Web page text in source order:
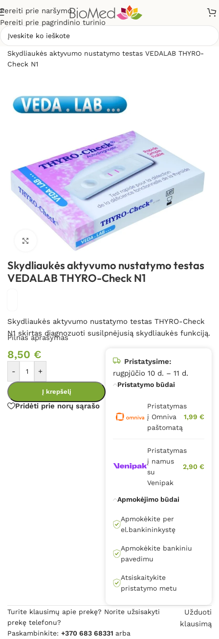
Pereiti prie naršymo
Pereiti prie pagrindinio turinio
Skydliaukės aktyvumo nustatymo testas VEDALAB THYRO-
Check N1
Spustelėkite, kad padidintumėte
Skydliaukės aktyvumo nustatymo testas
VEDALAB THYRO-Check N1
Skydliaukės aktyvumo nustatymo testas THYRO-Check
N1 skirtas diagnozuoti susilpnėjusią skydliaukės funkciją.
Pilnas aprašymas
8,50 €
- +
Į krepšelį
Pridėti prie norų sąrašo
Pristatysime:
rugpjūčio 10 d. – 11 d.
Pristatymo būdai
Pristatymas
į Omniva
paštomatą
1,99 €
Pristatymas
į namus
su
Venipak
2,90 €
Apmokėjimo būdai
Apmokėkite per
el.bankininkystę
Apmokėkite bankiniu
pavedimu
Atsiskaitykite
pristatymo metu
Turite klausimų apie prekę? Norite užsisakyti
prekę telefonu?
Paskambinkite: +370 683 68331 arba
Užduoti
klausimą